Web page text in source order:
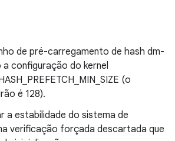
de pré-carregamento de hash dm-
a configuração do kernel
(o
é 128).
a estabilidade do sistema de
verificação forçada descartada que